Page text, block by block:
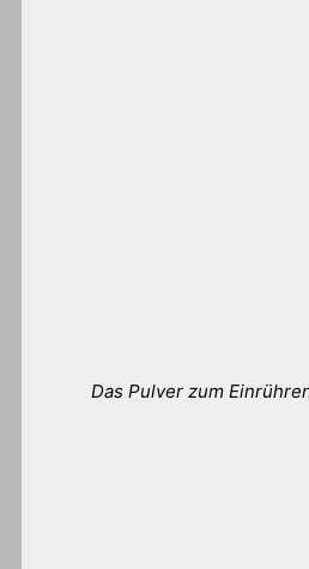
Das Pulver zum